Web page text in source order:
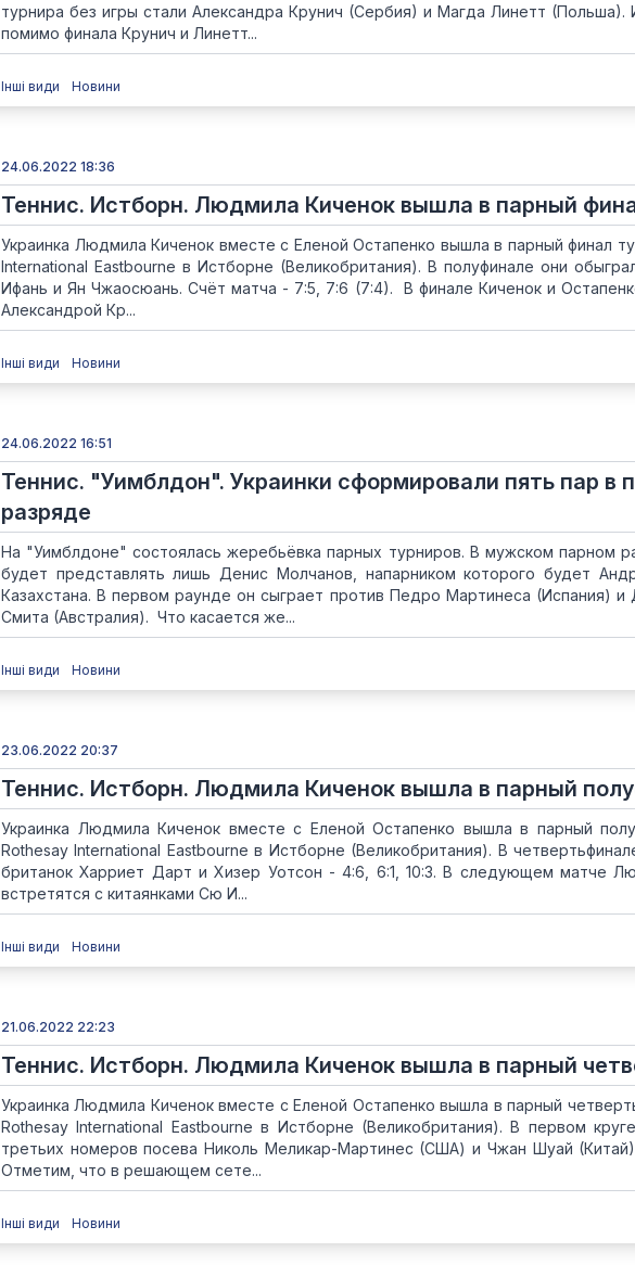
турнира без игры стали Александра Крунич (Сербия) и Магда Линетт (Польша).
помимо финала Крунич и Линетт...
Інші види Новини
24.06.2022 18:36
Теннис. Истборн. Людмила Киченок вышла в парный
Украинка Людмила Киченок вместе с Еленой Остапенко вышла в парный финал
International Eastbourne в Истборне (Великобритания). В полуфинале они
Ифань и Ян Чжаосюань. Счёт матча - 7:5, 7:6 (7:4). В финале Киченок и
Александрой Кр...
Інші види Новини
24.06.2022 16:51
Теннис. "Уимблдон". Украинки сформировали пять пар в
разряде
На "Уимблдоне" состоялась жеребьёвка парных турниров. В мужском парном
будет представлять лишь Денис Молчанов, напарником которого будет
Казахстана. В первом раунде он сыграет против Педро Мартинеса (Испания) и
Смита (Австралия). Что касается же...
Інші види Новини
23.06.2022 20:37
Теннис. Истборн. Людмила Киченок вышла в парный
Украинка Людмила Киченок вместе с Еленой Остапенко вышла в парный
Rothesay International Eastbourne в Истборне (Великобритания). В
британок Харриет Дарт и Хизер Уотсон - 4:6, 6:1, 10:3. В следующем матче
встретятся с китаянками Сю И...
Інші види Новини
21.06.2022 22:23
Теннис. Истборн. Людмила Киченок вышла в парный
Украинка Людмила Киченок вместе с Еленой Остапенко вышла в парный
Rothesay International Eastbourne в Истборне (Великобритания). В первом
третьих номеров посева Николь Меликар-Мартинес (США) и Чжан Шуай
Отметим, что в решающем сете...
Інші види Новини